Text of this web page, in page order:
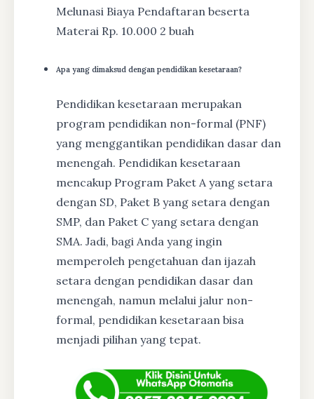
Melunasi Biaya Pendaftaran beserta
Materai Rp. 10.000 2 buah
Apa yang dimaksud dengan pendidikan kesetaraan?
Pendidikan kesetaraan merupakan
program pendidikan non-formal (PNF)
yang menggantikan pendidikan dasar dan
menengah. Pendidikan kesetaraan
mencakup Program Paket A yang setara
dengan SD, Paket B yang setara dengan
SMP, dan Paket C yang setara dengan
SMA. Jadi, bagi Anda yang ingin
memperoleh pengetahuan dan ijazah
setara dengan pendidikan dasar dan
menengah, namun melalui jalur non-
formal, pendidikan kesetaraan bisa
menjadi pilihan yang tepat.